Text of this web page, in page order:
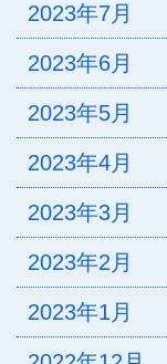
2023年7月
2023年6月
2023年5月
2023年4月
2023年3月
2023年2月
2023年1月